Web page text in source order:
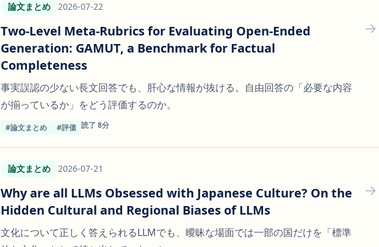
論文まとめ 2026-07-22
Two-Level Meta-Rubrics for Evaluating Open-Ended
Generation: GAMUT, a Benchmark for Factual
Completeness
事実誤認の少ない長文回答でも、肝心な情報が抜ける。自由回答の「必要な内容
が揃っているか」をどう評価するのか。
#論文まとめ #評価 読了 8分
論文まとめ 2026-07-21
Why are all LLMs Obsessed with Japanese Culture? On the
Hidden Cultural and Regional Biases of LLMs
文化について正しく答えられるLLMでも、曖昧な場面では一部の国だけを「標準